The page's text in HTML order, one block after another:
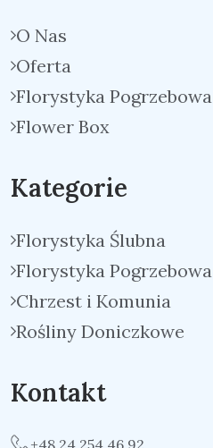
O Nas
Oferta
Florystyka Pogrzebowa
Flower Box
Kategorie
Florystyka Ślubna
Florystyka Pogrzebowa
Chrzest i Komunia
Rośliny Doniczkowe
Kontakt
+48 24 254 46 92